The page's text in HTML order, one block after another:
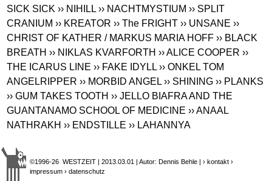
SICK SICK ›› NIHILL ›› NACHTMYSTIUM ›› SPLIT
CRANIUM ›› KREATOR ›› The FRIGHT ›› UNSANE ››
CHRIST OF KATHER / MARKUS MARIA HOFF ›› BLACK
BREATH ›› NIKLAS KVARFORTH ›› ALICE COOPER ››
THE ICARUS LINE ›› FAKE IDYLL ›› ONKEL TOM
ANGELRIPPER ›› MORBID ANGEL ›› SHINING ›› PLANKS
›› GUM TAKES TOOTH ›› JELLO BIAFRA AND THE
GUANTANAMO SCHOOL OF MEDICINE ›› ANAAL
NATHRAKH ›› ENDSTILLE ›› LAHANNYA
©1996-26 WESTZEIT | 2013.03.01 | Autor: Dennis Behle |› kontakt ›
impressum › datenschutz